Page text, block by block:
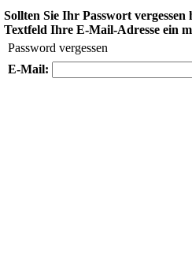
Sollten Sie Ihr Passwort
Textfeld Ihre E-Mail-Adresse ein
Password vergessen
E-Mail: